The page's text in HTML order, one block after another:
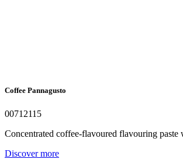
Coffee Pannagusto
00712115
Concentrated coffee-flavoured flavouring
Discover more